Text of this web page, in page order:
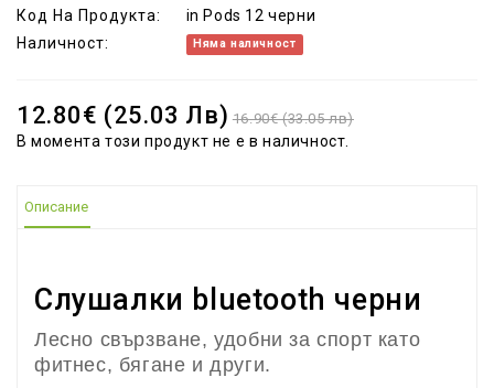
Код На Продукта:
in Pods 12 черни
Наличност:
Няма наличност
12.80€ (25.03 Лв) 16.90€ (33.05 лв)
В момента този продукт не е в наличност.
Описание
Слушалки bluetooth черни
Лесно свързване, удобни за спорт като
фитнес, бягане и други.